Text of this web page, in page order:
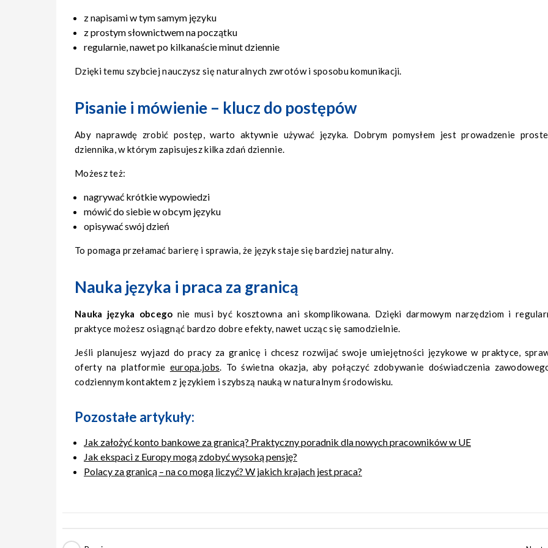
z napisami w tym samym języku
z prostym słownictwem na początku
regularnie, nawet po kilkanaście minut dziennie
Dzięki temu szybciej nauczysz się naturalnych zwrotów i sposobu komunikacji.
Pisanie i mówienie – klucz do postępów
Aby naprawdę zrobić postęp, warto aktywnie używać języka. Dobrym pomysłem jest prowadzenie
dziennika, w którym zapisujesz kilka zdań dziennie.
Możesz też:
nagrywać krótkie wypowiedzi
mówić do siebie w obcym języku
opisywać swój dzień
To pomaga przełamać barierę i sprawia, że język staje się bardziej naturalny.
Nauka języka i praca za granicą
Nauka języka obcego nie musi być kosztowna ani skomplikowana. Dzięki darmowym narzędziom i
praktyce możesz osiągnąć bardzo dobre efekty, nawet ucząc się samodzielnie.
Jeśli planujesz wyjazd do pracy za granicę i chcesz rozwijać swoje umiejętności językowe w praktyce,
oferty na platformie europa.jobs. To świetna okazja, aby połączyć zdobywanie doświadczenia
codziennym kontaktem z językiem i szybszą nauką w naturalnym środowisku.
Pozostałe artykuły:
Jak założyć konto bankowe za granicą? Praktyczny poradnik dla nowych pracowników w UE
Jak ekspaci z Europy mogą zdobyć wysoką pensję?
Polacy za granicą – na co mogą liczyć? W jakich krajach jest praca?